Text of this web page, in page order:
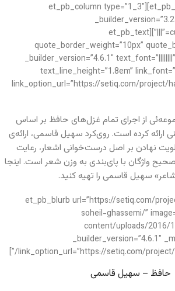
[/et_pb_blurb][/et_pb_column][et_pb_column type=”1_3″
custom_padding__hover=”|||”][et_pb_text
quote_border_weight=”10px”
_builder_version=”4.6.1″
text_line_height=”1.8em”
link_option_url=”https://setiq.com/project/
از اجرای تمام غزل‌های حافظ بر اساس
ارائه کرده است. روی‌کرد سهیل قاسمی، ارائه‌ی
نهادن بر اصل درست‌خوانی اشعار، رعایت
واژگان با پای‌بندی به وزن شعر است. اینجا
سهیل قاسمی را تهیه کنید.
[/et_pb_text][et_pb_blurb url=”https://setiq.com/
soheil-ghassemi/”
content/uploads/2016/
_builder_version=”4.6.1″
link_option_url=”https://setiq.com/project/
حافظ – سهیل قاسمی